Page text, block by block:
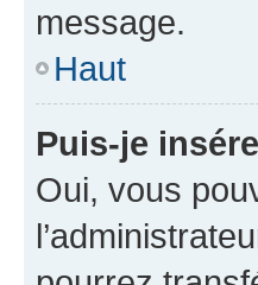
message.
Haut
Puis-je
Oui, vous